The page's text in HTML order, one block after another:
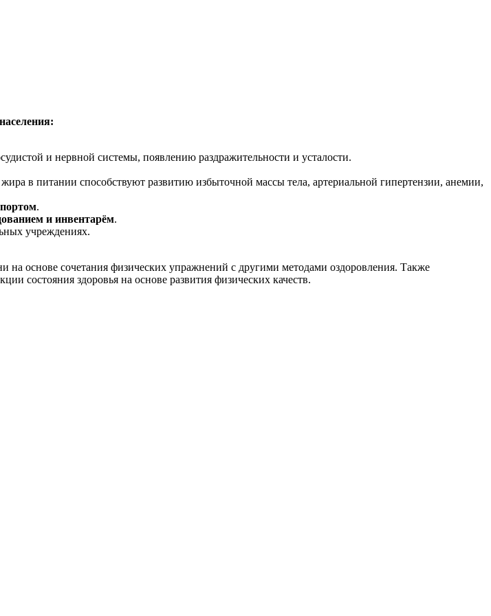
и нервной системы, появлению раздражительности и усталости.
в питании способствуют развитию избыточной массы тела, артериальной гипертензии, анемии,
.
и инвентарём.
учреждениях.
основе сочетания физических упражнений с другими методами оздоровления. Также
состояния здоровья на основе развития физических качеств.